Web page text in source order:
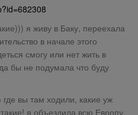
я живу в Баку, переехала
в начале этого
смогу или нет жить в
бы не подумала что буду
вы там ходили, какие уж
я объездила всю Европу,